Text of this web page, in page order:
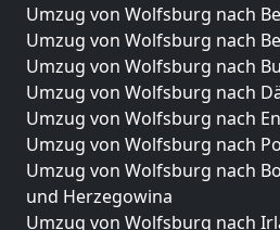
Umzug von Wolfsburg nach
Umzug von Wolfsburg nach
Umzug von Wolfsburg nach
Umzug von Wolfsburg nach
Umzug von Wolfsburg nach
Umzug von Wolfsburg nach
Umzug von Wolfsburg nach
und Herzegowina
Umzug von Wolfsburg nach